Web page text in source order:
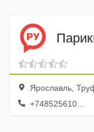
Ярославль,
+748525610...